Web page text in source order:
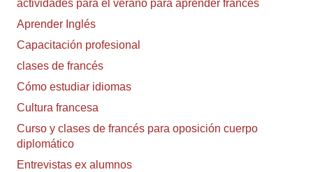
actividades para el verano para aprender francés
Aprender Inglés
Capacitación profesional
clases de francés
Cómo estudiar idiomas
Cultura francesa
Curso y clases de francés para oposición cuerpo
diplomático
Entrevistas ex alumnos